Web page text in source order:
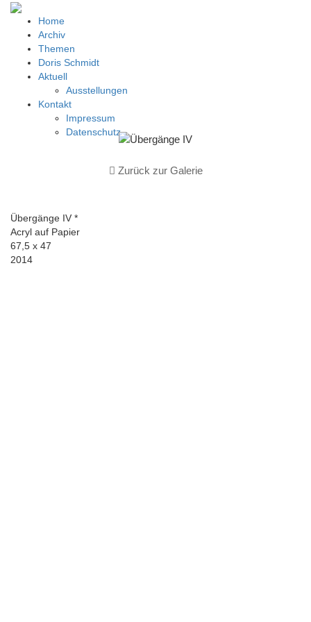
Home
Archiv
Themen
Doris Schmidt
Aktuell
Ausstellungen
Kontakt
Impressum
Datenschutz
Zurück zur Galerie
Übergänge IV *
Acryl auf Papier
67,5 x 47
2014